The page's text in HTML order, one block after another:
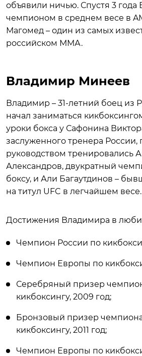
объявили ничью. Спустя 3 года
чемпионом в среднем весе в
Магомед – один из самых
российском ММА.
Владимир Минеев
Владимир – 31-летний боец из
начал заниматься
уроки бокса у Сафонина
заслуженного тренера России,
руководством тренировались
Александров, двукратный
боксу, и Али Багаутдинов –
на титул UFC в легчайшем весе.
Достижения Владимира в
Чемпион России по
Чемпион Европы по
Серебряный призер
кикбоксингу, 2009 год;
Бронзовый призер
кикбоксингу, 2011 год;
Чемпион Европы по